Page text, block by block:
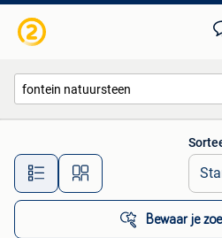
Alle afstanden…
Bewaar je